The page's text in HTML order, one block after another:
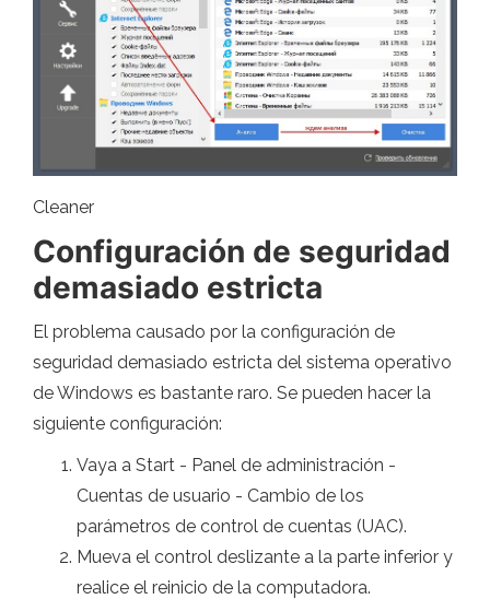
Cleaner
Configuración de seguridad
demasiado estricta
El problema causado por la configuración de
seguridad demasiado estricta del sistema operativo
de Windows es bastante raro. Se pueden hacer la
siguiente configuración:
Vaya a Start - Panel de administración -
Cuentas de usuario - Cambio de los
parámetros de control de cuentas (UAC).
Mueva el control deslizante a la parte inferior y
realice el reinicio de la computadora.